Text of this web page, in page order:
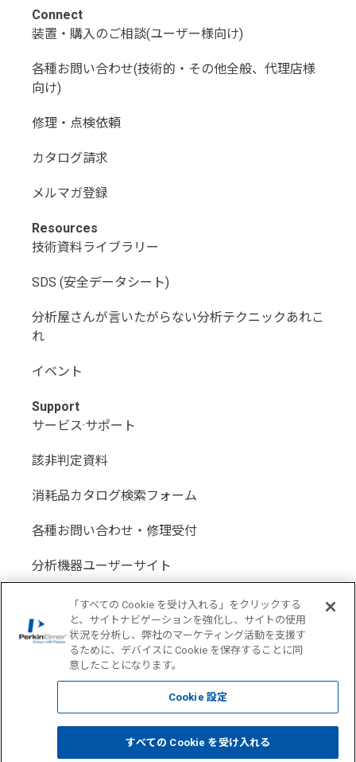
Connect
装置・購入のご相談(ユーザー様向け)
各種お問い合わせ(技術的・その他全般、代理店様
向け)
修理・点検依頼
カタログ請求
メルマガ登録
Resources
技術資料ライブラリー
SDS (安全データシート)
分析屋さんが言いたがらない分析テクニックあれこ
れ
イベント
Support
サービス·サポート
該非判定資料
消耗品カタログ検索フォーム
各種お問い合わせ・修理受付
分析機器ユーザーサイト
分析機器代理店サイト
Location: Japan(Change USA
COPYRIGHT © 1998-2026 PerkinElmer All Rights reserved
「すべての Cookie を受け入れる」をクリックする
と、サイトナビゲーションを強化し、サイトの使用
状況を分析し、弊社のマーケティング活動を支援す
るために、デバイスに Cookie を保存することに同
意したことになります。
Cookie 設定
すべての Cookie を受け入れる